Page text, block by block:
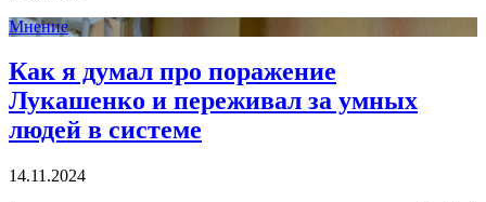
Мнение
Как я думал про поражение
Лукашенко и переживал за умных
людей в системе
14.11.2024